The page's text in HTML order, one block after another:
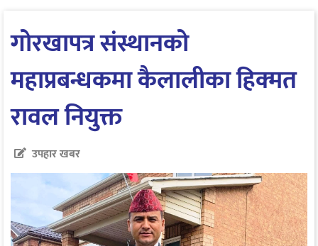
गोरखापत्र संस्थानको
महाप्रबन्धकमा कैलालीका हिक्मत
रावल नियुक्त
उपहार खबर